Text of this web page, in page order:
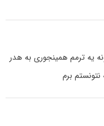
یه ترمم همینجوری به هدر
برم